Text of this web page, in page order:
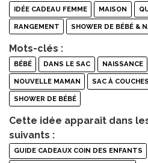
IDÉE CADEAU FEMME MAISON
RANGEMENT SHOWER DE BÉBÉ &
Mots-clés :
BÉBÉ DANS LE SAC NAISSANCE
NOUVELLE MAMAN SAC À COUCHES
SHOWER DE BÉBÉ
Cette idée apparaît dans
suivants :
GUIDE CADEAUX COIN DES ENFANTS